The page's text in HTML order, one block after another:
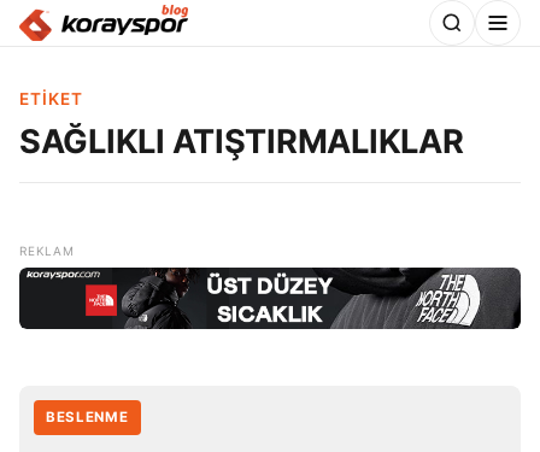
ETIKET
SAĞLIKLI ATIŞTIRMALIKLAR
BESLENME